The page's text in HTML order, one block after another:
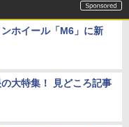
ホイール「M6」に新
大特集！ 見どころ記事